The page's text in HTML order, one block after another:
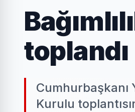
toplandı
Cumhurbaşkanı
Kurulu